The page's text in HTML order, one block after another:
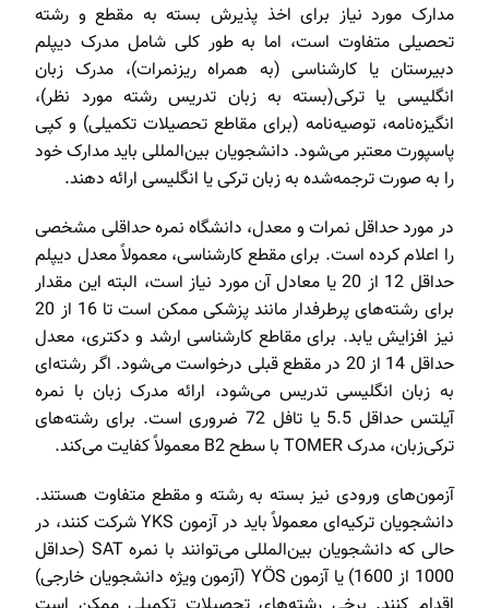
مدارک مورد نیاز برای اخذ پذیرش بسته به مقطع و رشته
تحصیلی متفاوت است، اما به طور کلی شامل مدرک دیپلم
دبیرستان یا کارشناسی (به همراه ریزنمرات)، مدرک زبان
انگلیسی یا ترکی(بسته به زبان تدریس رشته مورد نظر)،
انگیزه‌نامه، توصیه‌نامه (برای مقاطع تحصیلات تکمیلی) و کپی
پاسپورت معتبر می‌شود. دانشجویان بین‌المللی باید مدارک خود
را به صورت ترجمه‌شده به زبان ترکی یا انگلیسی ارائه دهند.
در مورد حداقل نمرات و معدل، دانشگاه نمره حداقلی مشخصی
را اعلام کرده است. برای مقطع کارشناسی، معمولاً معدل دیپلم
حداقل 12 از 20 یا معادل آن مورد نیاز است، البته این مقدار
برای رشته‌های پرطرفدار مانند پزشکی ممکن است تا 16 از 20
نیز افزایش یابد. برای مقاطع کارشناسی ارشد و دکتری، معدل
حداقل 14 از 20 در مقطع قبلی درخواست می‌شود. اگر رشته‌ای
به زبان انگلیسی تدریس می‌شود، ارائه مدرک زبان با نمره
آیلتس حداقل 5.5 یا تافل 72 ضروری است. برای رشته‌های
ترکی‌زبان، مدرک TOMER با سطح B2 معمولاً کفایت می‌کند.
آزمون‌های ورودی نیز بسته به رشته و مقطع متفاوت هستند.
دانشجویان ترکیه‌ای معمولاً باید در آزمون YKS شرکت کنند، در
حالی که دانشجویان بین‌المللی می‌توانند با نمره SAT (حداقل
1000 از 1600) یا آزمون YÖS (آزمون ویژه دانشجویان خارجی)